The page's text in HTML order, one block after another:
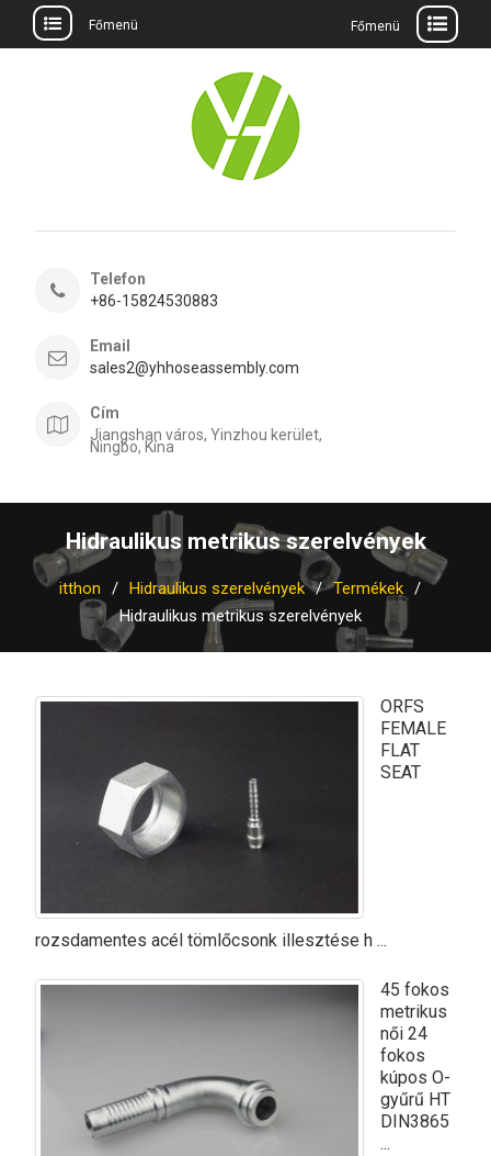
Főmenü Főmenü
Telefon
+86-15824530883
Email
sales2@yhhoseassembly.com
Cím
Jiangshan város, Yinzhou kerület,
Ningbo, Kína
Hidraulikus metrikus szerelvények
itthon Hidraulikus szerelvények
Termékek
Hidraulikus metrikus szerelvények
ORFS
FEMALE
FLAT
SEAT
rozsdamentes acél tömlőcsonk illesztése h ...
45 fokos
metrikus
női 24
fokos
kúpos O-
gyűrű HT
DIN3865
...